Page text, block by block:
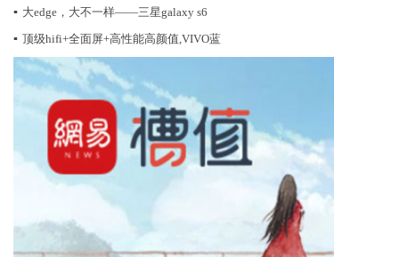
▪ 大edge，大不一样——三星galaxy s6
▪ 顶级hifi+全面屏+高性能高颜值,VIVO蓝